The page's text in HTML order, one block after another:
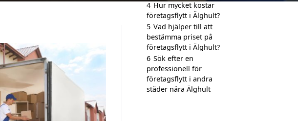
4 Hur mycket kostar
företagsflytt i Älghult?
5 Vad hjälper till att
bestämma priset på
företagsflytt i Älghult?
6 Sök efter en
professionell för
företagsflytt i andra
städer nära Älghult